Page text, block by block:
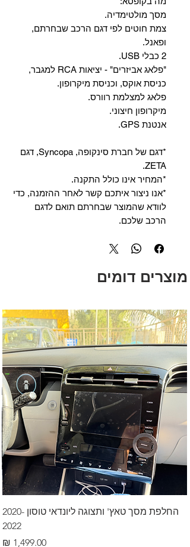
מסך מולטימדיה.
צמת חוטים לפי דגם הרכב שבחרתם,
ופאנל.
2 כבלי USB.
"פלאג אביזרים" - יציאות RCA למגבר,
כניסת אוקס, וכניסת מיקרופון.
פלאג למצלמת רוורס.
מיקרופון חיצוני.
אנטנת GPS.
*דגם של חברת סינקופה, Syncopa, דגם
ZETA.
*המחיר אינו כולל התקנה.
*אנו ניצור איתכם קשר לאחר ההזמנה, כדי
לוודא שהמוצר שבחרתם תואם לדגם
הרכב שלכם.
מוצרים דומים
החלפת מסך טאץ' ותצוגה ליונדאי טוסון 2020-
2022
מחיר